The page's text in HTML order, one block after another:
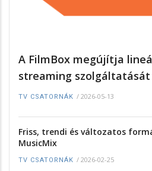
A FilmBox megújítja
streaming szolgáltatását
TV CSATORNÁK / 2026-05-13
Friss, trendi és változatos
MusicMix
TV CSATORNÁK / 2026-02-25